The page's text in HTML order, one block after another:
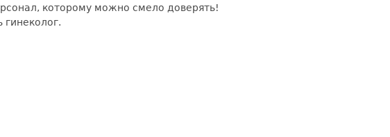
пациентов
которому можно смело доверять!
гинеколог.